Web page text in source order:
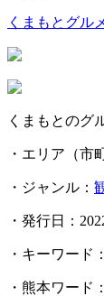
くまもとグル
くまもとのグ
・エリア（市
・ジャンル：
・発行日：
・キーワード：
・熊本ワード：